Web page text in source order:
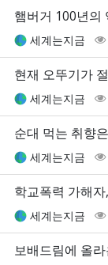
햄버거 100년의
세계는지금
현재 오뚜기가
세계는지금
순대 먹는 취향
세계는지금
학교폭력 가해
세계는지금
보배드림에 올